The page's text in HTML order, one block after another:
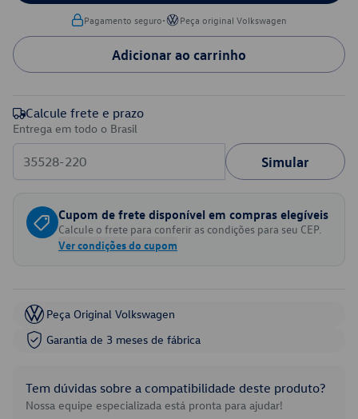
Pagamento seguro• Peça original Volkswagen
Adicionar ao carrinho
Calcule frete e prazo
Entrega em todo o Brasil
Simular
Cupom de frete disponível em compras elegíveis
Calcule o frete para conferir as condições para seu CEP.
Ver condições do cupom
Peça Original Volkswagen
Garantia de 3 meses de fábrica
Tem dúvidas sobre a compatibilidade deste produto?
Nossa equipe especializada está pronta para ajudar!